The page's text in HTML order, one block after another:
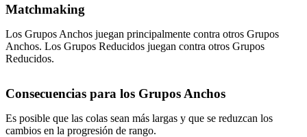
Matchmaking
Los Grupos Anchos juegan principalmente contra otros Grupos
Anchos. Los Grupos Reducidos juegan contra otros Grupos
Reducidos.
Consecuencias para los Grupos Anchos
Es posible que las colas sean más largas y que se reduzcan los
cambios en la progresión de rango.